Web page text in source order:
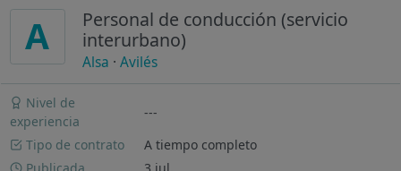
A
Personal de conducción (servicio
interurbano)
Alsa ·Avilés
Nivel de
experiencia
---
Tipo de contrato
A tiempo completo